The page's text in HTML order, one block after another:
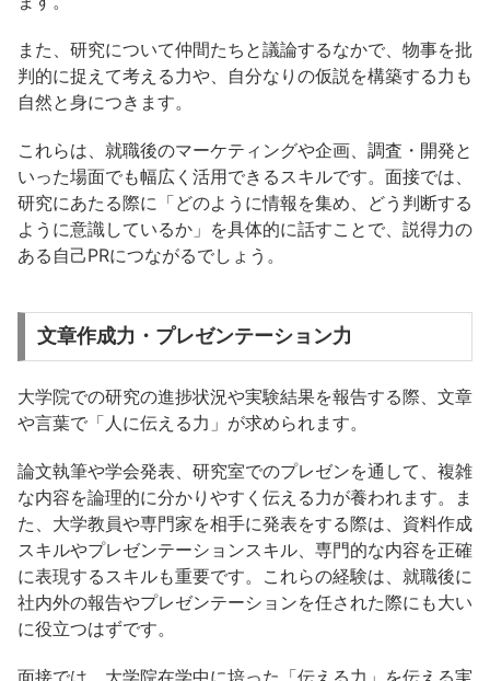
また、研究について仲間たちと議論するなかで、物事を批
判的に捉えて考える力や、自分なりの仮説を構築する力も
自然と身につきます。
これらは、就職後のマーケティングや企画、調査・開発と
いった場面でも幅広く活用できるスキルです。面接では、
研究にあたる際に「どのように情報を集め、どう判断する
ように意識しているか」を具体的に話すことで、説得力の
ある自己PRにつながるでしょう。
文章作成力・プレゼンテーション力
大学院での研究の進捗状況や実験結果を報告する際、文章
や言葉で「人に伝える力」が求められます。
論文執筆や学会発表、研究室でのプレゼンを通して、複雑
な内容を論理的に分かりやすく伝える力が養われます。ま
た、大学教員や専門家を相手に発表をする際は、資料作成
スキルやプレゼンテーションスキル、専門的な内容を正確
に表現するスキルも重要です。これらの経験は、就職後に
社内外の報告やプレゼンテーションを任された際にも大い
に役立つはずです。